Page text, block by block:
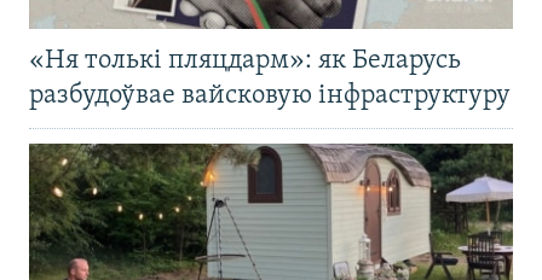
«Ня толькі пляцдарм»: як Беларусь
разбудоўвае вайсковую інфраструктуру